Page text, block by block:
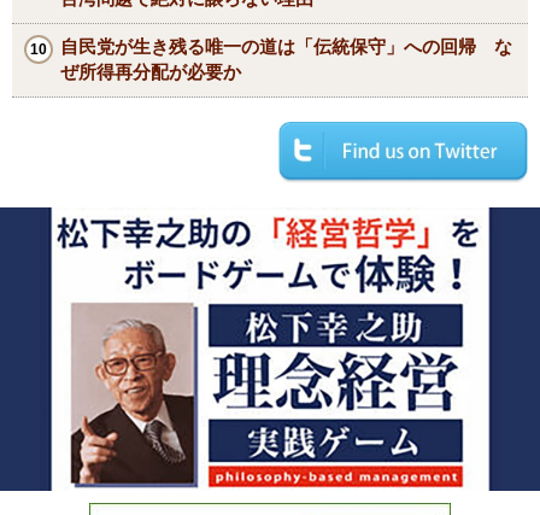
自民党が生き残る唯一の道は「伝統保守」への回帰 な
ぜ所得再分配が必要か